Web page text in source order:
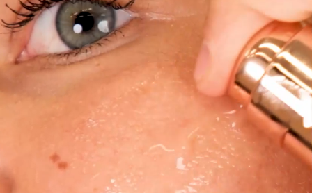
Logga in
Användarprofil
Mina enheter
Mina beställningar
Mina adresser
Mina prenumerationer
NYHET
FAQ™ Pure Beauty-Tech Elixir
BREAKING NEWS
issa™ Teeth Whitening Set
Språk
English Deutsch
Español
Italiano
Português
Русский
简体中文 繁體中文